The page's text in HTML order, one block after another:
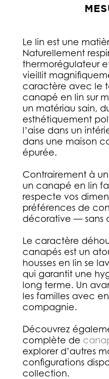
Le lin est une
Naturellement
thermorégulateur
vieillit
caractère avec le
canapé en lin sur
un matériau sain,
esthétiquement
l’aise dans un
dans une maison
épurée.
Contrairement à
un canapé en lin
respecte vos
préférences de
décorative — sans
Le caractère
canapés est un
housses en lin se
qui garantit une
long terme. Un
les familles avec
compagnie.
Découvrez
complète de
explorer d’autres
configurations
collection.